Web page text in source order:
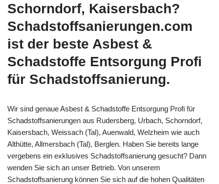
Schorndorf, Kaisersbach?
Schadstoffsanierungen.com
ist der beste Asbest &
Schadstoffe Entsorgung Profi
für Schadstoffsanierung.
Wir sind genaue Asbest & Schadstoffe Entsorgung Profi für
Schadstoffsanierungen aus Rudersberg, Urbach, Schorndorf,
Kaisersbach, Weissach (Tal), Auenwald, Welzheim wie auch
Althütte, Allmersbach (Tal), Berglen. Haben Sie bereits lange
vergebens ein exklusives Schadstoffsanierung gesucht? Dann
wenden Sie sich an unser Betrieb. Von unserem
Schadstoffsanierung können Sie sich auf die hohen Qualitäten